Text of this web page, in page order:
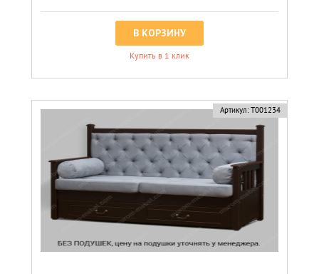
В КОРЗИНУ
Купить в 1 клик
Артикул: Т001234